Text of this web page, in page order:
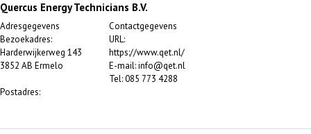
Quercus Energy Technicians B.V.
Adresgegevens
Bezoekadres:
Harderwijkerweg 143
3852 AB Ermelo
Postadres:
Contactgegevens
URL:
https://www.qet.nl/
E-mail: info@qet.nl
Tel: 085 773 4288